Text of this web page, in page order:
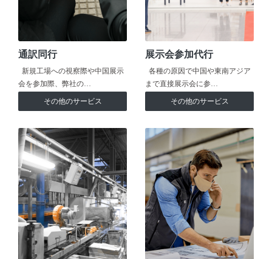
通訳同行
新規工場への視察際や中国展示
会を参加際、弊社の…
その他のサービス
展示会参加代行
各種の原因で中国や東南アジア
まで直接展示会に参…
その他のサービス